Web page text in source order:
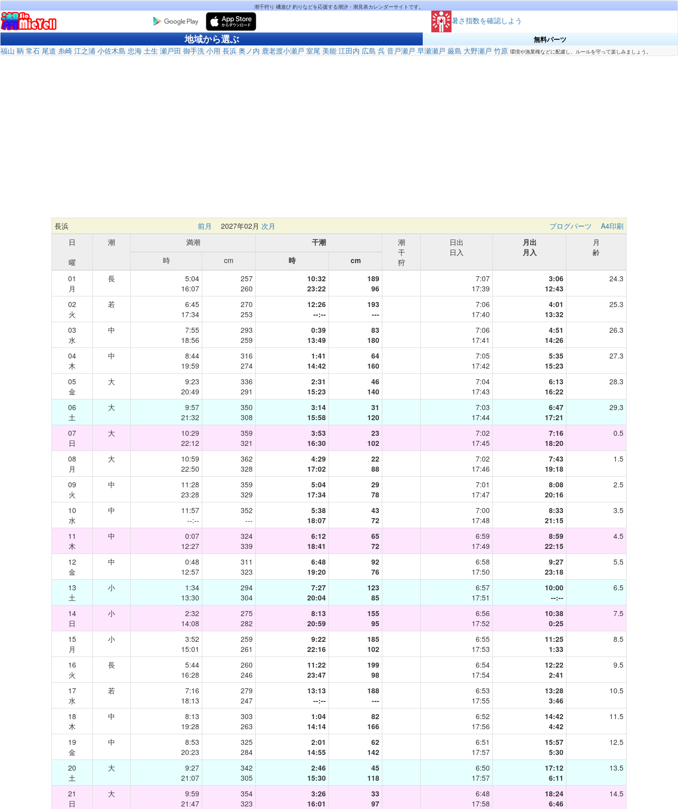
潮干狩り 磯遊び 釣りなどを応援する潮汐・潮見表カレンダーサイトです。
暑さ指数を確認しよう
地域から選ぶ 無料パーツ
福山 鞆 常石 尾道 糸崎 江之浦 小佐木島 忠海 土生 瀬戸田 御手洗 小用 長浜 奥ノ内 鹿老渡小瀬戸 室尾 美能 江田内 広島 呉 音戸瀬戸 早瀬瀬戸 厳島 大野瀬戸 竹原 環境や漁業権などに配慮し、ルールを守って楽しみましょう。
長浜 前月 2027年02月 次月 ブログパーツ
A4印刷
日
曜
潮 満潮 干潮
潮
干
狩
日出
日入
月出
月入
月
齢
時
cm 時
cm
01
月
長
5:04
16:07
257
260
10:32
23:22
189
96
7:07
17:39
3:06
12:43
24.3
02
火
若
6:45
17:34
270
253
12:26
--:--
193
---
7:06
17:40
4:01
13:32
25.3
03
水
中
7:55
18:56
293
259
0:39
13:49
83
180
7:06
17:41
4:51
14:26
26.3
04
木
中
8:44
19:59
316
274
1:41
14:42
64
160
7:05
17:42
5:35
15:23
27.3
05
金
大
9:23
20:49
336
291
2:31
15:23
46
140
7:04
17:43
6:13
16:22
28.3
06
土
大
9:57
21:32
350
308
3:14
15:58
31
120
7:03
17:44
6:47
17:21
29.3
07
日
大
10:29
22:12
359
321
3:53
16:30
23
102
7:02
17:45
7:16
18:20
0.5
08
月
大
10:59
22:50
362
328
4:29
17:02
22
88
7:02
17:46
7:43
19:18
1.5
09
火
中
11:28
23:28
359
329
5:04
17:34
29
78
7:01
17:47
8:08
20:16
2.5
10
水
中
11:57
--:--
352
---
5:38
18:07
43
72
7:00
17:48
8:33
21:15
3.5
11
木
中
0:07
12:27
324
339
6:12
18:41
65
72
6:59
17:49
8:59
22:15
4.5
12
金
中
0:48
12:57
311
323
6:48
19:20
92
76
6:58
17:50
9:27
23:18
5.5
13
土
小
1:34
13:30
294
304
7:27
20:04
123
85
6:57
17:51
10:00
--:--
6.5
14
日
小
2:32
14:08
275
282
8:13
20:59
155
95
6:56
17:52
10:38
0:25
7.5
15
月
小
3:52
15:01
259
261
9:22
22:16
185
102
6:55
17:53
11:25
1:33
8.5
16
火
長
5:44
16:28
260
246
11:22
23:47
199
98
6:54
17:54
12:22
2:41
9.5
17
水
若
7:16
18:13
279
247
13:13
--:--
188
---
6:53
17:55
13:28
3:46
10.5
18
木
中
8:13
19:28
303
263
1:04
14:14
82
166
6:52
17:56
14:42
4:42
11.5
19
金
中
8:53
20:23
325
284
2:01
14:55
62
142
6:51
17:57
15:57
5:30
12.5
20
土
大
9:27
21:07
342
305
2:46
15:30
45
118
6:50
17:57
17:12
6:11
13.5
21
日
大
9:59
21:47
354
323
3:26
16:01
33
97
6:48
17:58
18:24
6:46
14.5